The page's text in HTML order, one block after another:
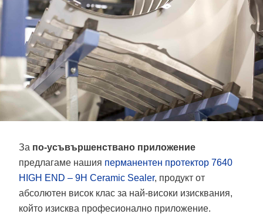
За по-усъвършенствано приложение
предлагаме нашия перманентен протектор 7640
HIGH END – 9H Ceramic Sealer, продукт от
абсолютен висок клас за най-високи изисквания,
който изисква професионално приложение.